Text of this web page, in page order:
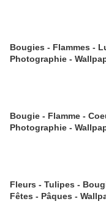
Bougies - Flammes -
Photographie -
Bougie - Flamme -
Photographie -
Fleurs - Tulipes -
Fêtes - Pâques -